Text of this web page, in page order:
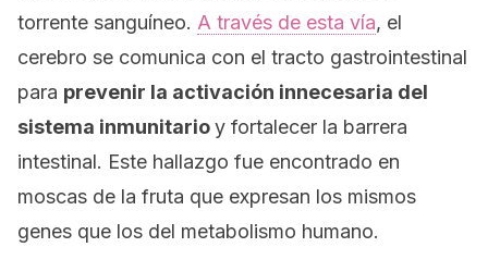
torrente sanguíneo. A través de esta vía, el
cerebro se comunica con el tracto gastrointestinal
para prevenir la activación innecesaria del
sistema inmunitarioy fortalecer la barrera
intestinal. Este hallazgo fue encontrado en
moscas de la fruta que expresan los mismos
genes que los del metabolismo humano.